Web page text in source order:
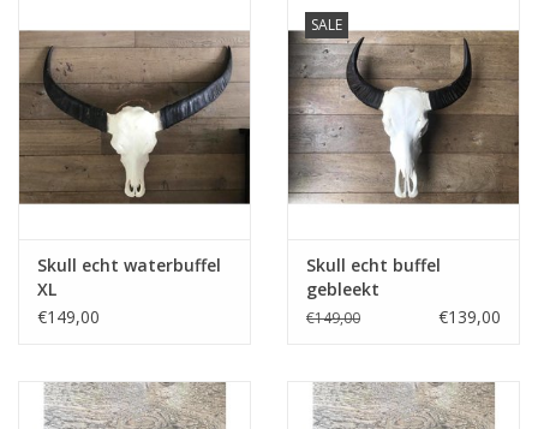
Anklebelts
Bootbelts
Kerst
MAGAZIJNOPRUIMING
Media
Blackfriday
Skull echt waterbuffel
XL
€149,00
SALE
Skull echt buffel
gebleekt
€149,00 €139,00